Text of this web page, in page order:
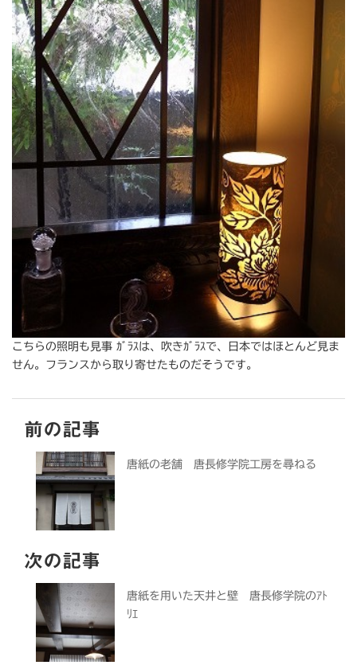
こちらの照明も見事 ｶﾞﾗｽは、吹きｶﾞﾗｽで、日本ではほとんど見ま
せん。フランスから取り寄せたものだそうです。
前の記事
唐紙の老舗 唐長修学院工房を尋ねる
次の記事
唐紙を用いた天井と壁 唐長修学院のｱﾄ
ﾘｴ